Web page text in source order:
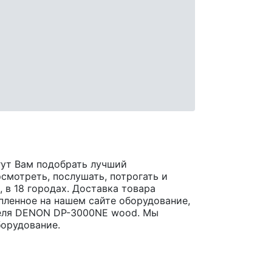
Вам подобрать лучший
послушать, потрогать и
, в 18 городах. Доставка товара
на нашем сайте оборудование,
DENON DP-3000NE wood. Мы